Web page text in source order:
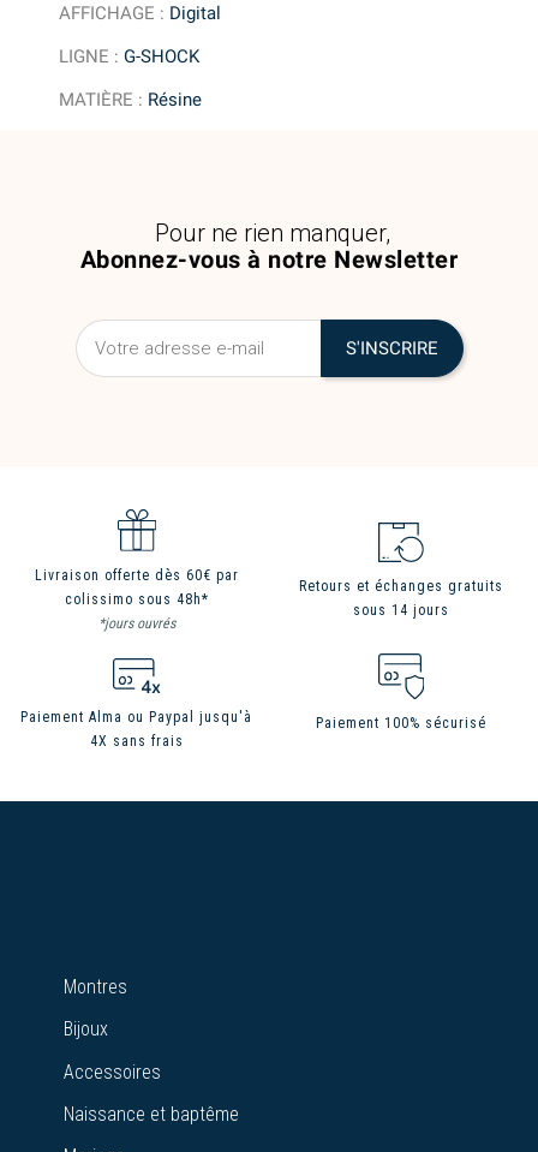
AFFICHAGE : Digital
LIGNE :G-SHOCK
MATIÈRE : Résine
Abonnez-vous à notre Newsletter
Pour ne rien manquer,
Livraison offerte dès 60€ par
colissimo sous 48h*
*jours ouvrés
Retours et échanges gratuits
sous 14 jours
Paiement Alma ou Paypal jusqu'à
4X sans frais
Paiement 100% sécurisé
Montres
Bijoux
Accessoires
Naissance et baptême